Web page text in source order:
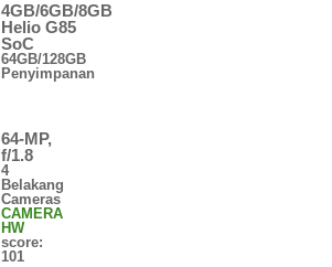
4GB/6GB/8GB
Helio G85
SoC
64GB/128GB
Penyimpanan
64-MP,
f/1.8
4
Belakang
Cameras
CAMERA
HW
score:
101